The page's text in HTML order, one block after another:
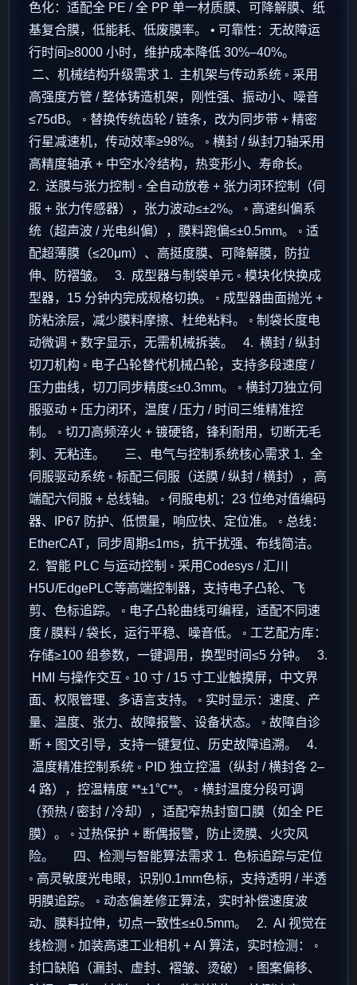
色化：适配全 PE / 全 PP 单一材质膜、可降解膜、纸
基复合膜，低能耗、低废膜率。 • 可靠性：无故障运
行时间≥8000 小时，维护成本降低 30%–40%。
二、机械结构升级需求 1. 主机架与传动系统 ◦ 采用
高强度方管 / 整体铸造机架，刚性强、振动小、噪音
≤75dB。 ◦ 替换传统齿轮 / 链条，改为同步带 + 精密
行星减速机，传动效率≥98%。 ◦ 横封 / 纵封刀轴采用
高精度轴承 + 中空水冷结构，热变形小、寿命长。
2. 送膜与张力控制 ◦ 全自动放卷 + 张力闭环控制（伺
服 + 张力传感器），张力波动≤±2%。 ◦ 高速纠偏系
统（超声波 / 光电纠偏），膜料跑偏≤±0.5mm。 ◦ 适
配超薄膜（≤20μm）、高挺度膜、可降解膜，防拉
伸、防褶皱。 3. 成型器与制袋单元 ◦ 模块化快换成
型器，15 分钟内完成规格切换。 ◦ 成型器曲面抛光 +
防粘涂层，减少膜料摩擦、杜绝粘料。 ◦ 制袋长度电
动微调 + 数字显示，无需机械拆装。 4. 横封 / 纵封
切刀机构 ◦ 电子凸轮替代机械凸轮，支持多段速度 /
压力曲线，切刀同步精度≤±0.3mm。 ◦ 横封刀独立伺
服驱动 + 压力闭环，温度 / 压力 / 时间三维精准控
制。 ◦ 切刀高频淬火 + 镀硬铬，锋利耐用，切断无毛
刺、无粘连。 三、电气与控制系统核心需求 1. 全
伺服驱动系统 ◦ 标配三伺服（送膜 / 纵封 / 横封），高
端配六伺服 + 总线轴。 ◦ 伺服电机：23 位绝对值编码
器、IP67 防护、低惯量，响应快、定位准。 ◦ 总线：
EtherCAT，同步周期≤1ms，抗干扰强、布线简洁。
2. 智能 PLC 与运动控制 ◦ 采用Codesys / 汇川
H5U/EdgePLC等高端控制器，支持电子凸轮、飞
剪、色标追踪。 ◦ 电子凸轮曲线可编程，适配不同速
度 / 膜料 / 袋长，运行平稳、噪音低。 ◦ 工艺配方库：
存储≥100 组参数，一键调用，换型时间≤5 分钟。 3.
HMI 与操作交互 ◦ 10 寸 / 15 寸工业触摸屏，中文界
面、权限管理、多语言支持。 ◦ 实时显示：速度、产
量、温度、张力、故障报警、设备状态。 ◦ 故障自诊
断 + 图文引导，支持一键复位、历史故障追溯。 4.
温度精准控制系统 ◦ PID 独立控温（纵封 / 横封各 2–
4 路），控温精度 **±1℃**。 ◦ 横封温度分段可调
（预热 / 密封 / 冷却），适配窄热封窗口膜（如全 PE
膜）。 ◦ 过热保护 + 断偶报警，防止烫膜、火灾风
险。 四、检测与智能算法需求 1. 色标追踪与定位
◦ 高灵敏度光电眼，识别0.1mm色标，支持透明 / 半透
明膜追踪。 ◦ 动态偏差修正算法，实时补偿速度波
动、膜料拉伸，切点一致性≤±0.5mm。 2. AI 视觉在
线检测 ◦ 加装高速工业相机 + AI 算法，实时检测： ◦
封口缺陷（漏封、虚封、褶皱、烫破） ◦ 图案偏移、